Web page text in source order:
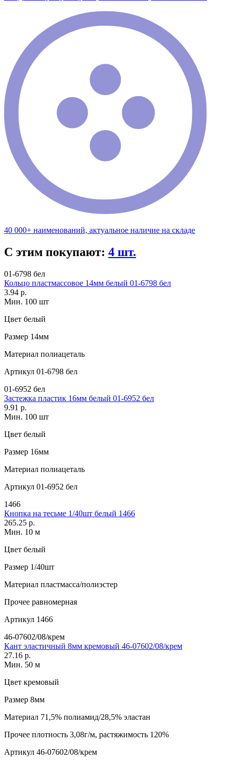
40 000+ наименований, актуальное наличие на складе
С этим покупают: 4 шт.
01-6798 бел
Кольцо пластмассовое 14мм белый 01-6798 бел
3.94 р.
Мин. 100 шт
Цвет белый
Размер 14мм
Материал полиацеталь
Артикул 01-6798 бел
01-6952 бел
Застежка пластик 16мм белый 01-6952 бел
9.91 р.
Мин. 100 шт
Цвет белый
Размер 16мм
Материал полиацеталь
Артикул 01-6952 бел
1466
Кнопка на тесьме 1/40шт белый 1466
265.25 р.
Мин. 10 м
Цвет белый
Размер 1/40шт
Материал пластмасса/полиэстер
Прочее равномерная
Артикул 1466
46-07602/08/крем
Кант эластичный 8мм кремовый 46-07602/08/крем
27.16 р.
Мин. 50 м
Цвет кремовый
Размер 8мм
Материал 71,5% полиамид/28,5% эластан
Прочее плотность 3,08г/м, растяжимость 120%
Артикул 46-07602/08/крем